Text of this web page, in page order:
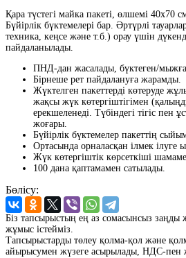
Қара түстегі майка пакеті, өлшемі 40x70
Бүйірлік бүктемелері бар. Әртүрлі
техника, кеңсе және т.б.) орау үшін
пайдаланылады.
ПНД-дан жасалады, бүктеген/
Бірнеше рет пайдалануға жарамды.
Жүктелген пакеттерді көтеруде
жақсы жүк көтергіштігімен
ерекшеленеді. Түбіндегі тігіс пен
жоғары.
Бүйірлік бүктемелер пакеттің
Ортасында орналасқан ілмек ілуге
Жүк көтергіштік көрсеткіші
100 дана қаптамамен сатылады.
Бөлісу:
Біз тапсырыстың ең аз сомасынсыз заңды
жұмыс істейміз.
Тапсырыстарды төлеу қолма-қол және
айырысумен жүзеге асырылады, НДС-пен